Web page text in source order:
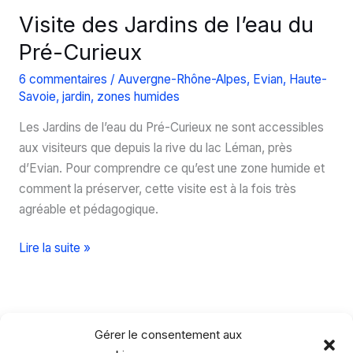
Gérer le consentement aux
Visite des Jardins de l’eau du
Pré-Curieux
6 commentaires / Auvergne-Rhône-Alpes, Evian, Haute-
Savoie, jardin, zones humides
Les Jardins de l’eau du Pré-Curieux ne sont accessibles
aux visiteurs que depuis la rive du lac Léman, près
d’Evian. Pour comprendre ce qu’est une zone humide et
comment la préserver, cette visite est à la fois très
agréable et pédagogique.
Visite
Lire la suite »